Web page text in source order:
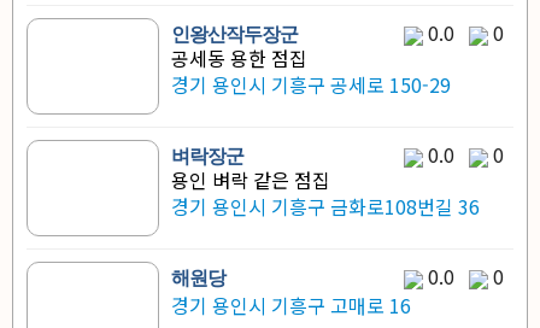
인왕산작두장군 0.0
0
공세동 용한 점집
경기 용인시 기흥구 공세로 150-29
벼락장군 0.0
0
용인 벼락 같은 점집
경기 용인시 기흥구 금화로108번길 36
해원당 0.0
0
경기 용인시 기흥구 고매로 16